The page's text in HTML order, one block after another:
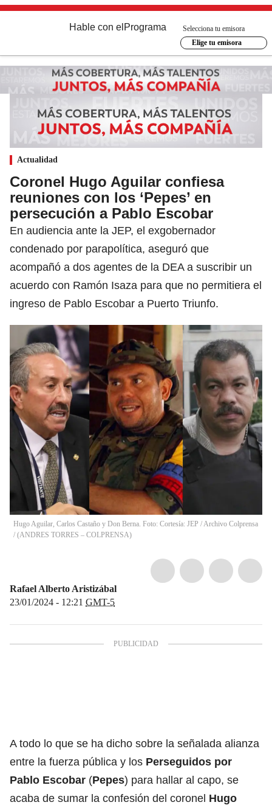
Hable con el Programa
Selecciona tu emisora
Elige tu emisora
Actualidad
Coronel Hugo Aguilar confiesa
reuniones con los ‘Pepes’ en
persecución a Pablo Escobar
En audiencia ante la JEP, el exgobernador
condenado por parapolítica, aseguró que
acompañó a dos agentes de la DEA a suscribir un
acuerdo con Ramón Isaza para que no permitiera el
ingreso de Pablo Escobar a Puerto Triunfo.
Hugo Aguilar, Carlos Castaño y Don Berna. Foto: Cortesía: JEP / Archivo Colprensa
/ (ANDRES TORRES – COLPRENSA)
Rafael Alberto Aristizábal
23/01/2024 - 12:21 GMT-5
A todo lo que se ha dicho sobre la señalada alianza
entre la fuerza pública y los Perseguidos por
Pablo Escobar (Pepes) para hallar al capo, se
acaba de sumar la confesión del coronel Hugo